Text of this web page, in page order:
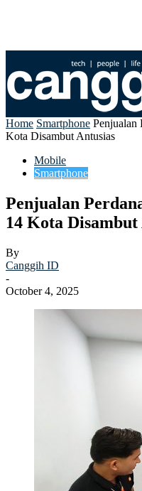
Home Smartphone Penjualan
Kota Disambut Antusias
Mobile
Smartphone
Penjualan
14 Kota Disambut
By
Canggih ID
-
October 4, 2025